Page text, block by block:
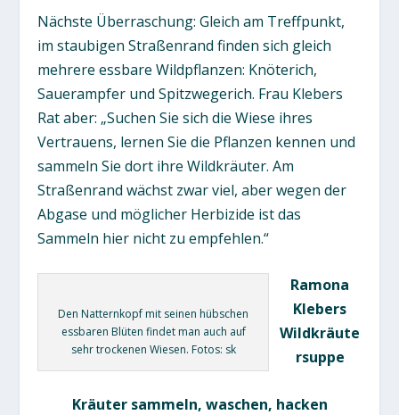
Nächste Überraschung: Gleich am Treffpunkt,
im staubigen Straßenrand finden sich gleich
mehrere essbare Wildpflanzen: Knöterich,
Sauerampfer und Spitzwegerich. Frau Klebers
Rat aber: „Suchen Sie sich die Wiese ihres
Vertrauens, lernen Sie die Pflanzen kennen und
sammeln Sie dort ihre Wildkräuter. Am
Straßenrand wächst zwar viel, aber wegen der
Abgase und möglicher Herbizide ist das
Sammeln hier nicht zu empfehlen.“
Den Natternkopf mit seinen hübschen
essbaren Blüten findet man auch auf
sehr trockenen Wiesen. Fotos: sk
Ramona
Klebers
Wildkräute
rsuppe
Kräuter sammeln, waschen, hacken